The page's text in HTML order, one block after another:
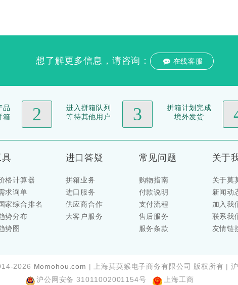
想了解更多信息，请咨询： 在线客服
品
箱
2
进入拼箱队列
等待其他用户
3
拼箱计划完成
境外发货
格计算器
求询单
家综合排名
势分布
势图
进口答疑
拼箱业务
进口服务
供应商合作
大客户服务
常见问题
购物指南
付款说明
支付流程
售后服务
服务条款
关于
关于莫
新闻动
加入我
联系我
友情链
2026 Momohou.com | 上海莫莫猴电子商务有限公司 版权所有 |
沪公网安备 31011002001154号
上海工商